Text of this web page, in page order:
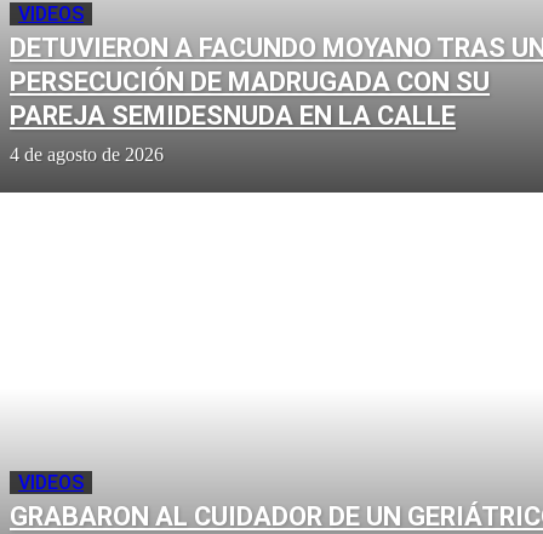
VIDEOS
DETUVIERON A FACUNDO MOYANO TRAS
PERSECUCIÓN DE MADRUGADA CON SU
PAREJA SEMIDESNUDA EN LA CALLE
4 de agosto de 2026
VIDEOS
GRABARON AL CUIDADOR DE UN